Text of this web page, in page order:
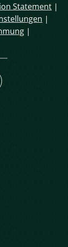
Statement |
|
|